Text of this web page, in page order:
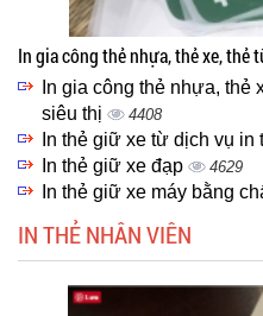
In gia công thẻ nhựa, thẻ xe, thẻ
In gia công thẻ nhựa, thẻ
siêu thị
4408
In thẻ giữ xe từ dịch vụ in
In thẻ giữ xe đạp 4629
In thẻ giữ xe máy bằng
IN THẺ NHÂN VIÊN